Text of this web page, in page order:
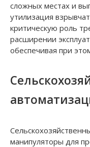
сложных местах и
утилизация
критическую роль
расширении
обеспечивая при
манипуляторы для